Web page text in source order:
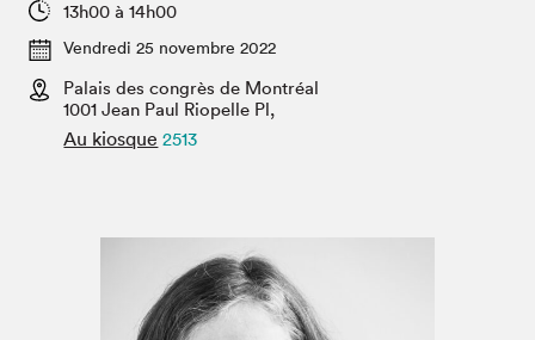
Espace exposant⋅e⋅s
Espace enseignant·e·s
Espace médias
Projets partenaires
13h00 à 14h00
Vendredi 25 novembre 2022
Palais des congrès de Montréal
1001 Jean Paul Riopelle Pl,
Au kiosque 2513